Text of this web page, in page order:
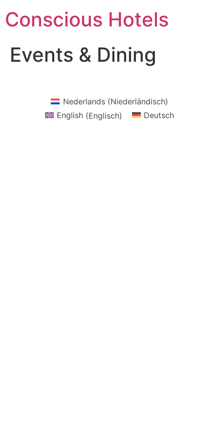
Inhalt
springen
Conscious Hotels
Events & Dining
Nederlands(Niederländisch)
English (Englisch) Deutsch